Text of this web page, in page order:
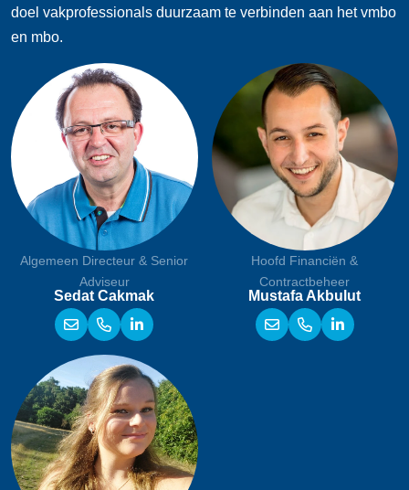
doel vakprofessionals duurzaam te verbinden aan het vmbo
en mbo.
Algemeen Directeur & Senior
Adviseur
Sedat Cakmak
Hoofd Financiën &
Contractbeheer
Mustafa Akbulut